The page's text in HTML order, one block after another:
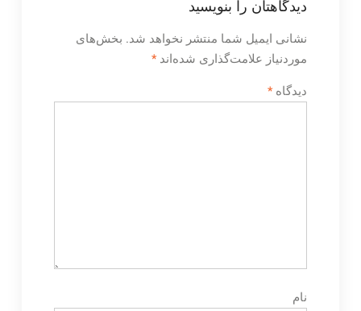
دیدگاهتان را بنویسید
نشانی ایمیل شما منتشر نخواهد شد. بخش‌های
موردنیاز علامت‌گذاری شده‌اند *
دیدگاه *
نام